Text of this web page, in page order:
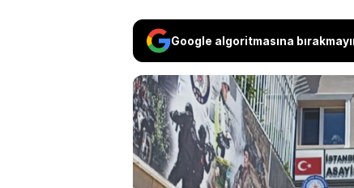
Google algoritmasına